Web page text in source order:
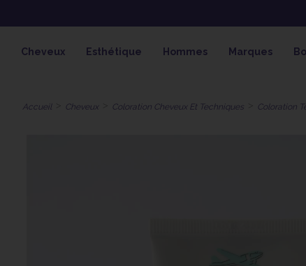
OFFRE SPÉCIALE
Cheveux Esthétique Hommes Marques
Accueil Cheveux Coloration Cheveux Et Techniques Coloration